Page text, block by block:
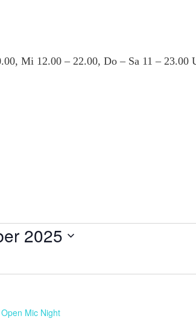
Mi 12.00 – 22.00, Do – Sa 11 – 23.00
2025
Open Mic Night